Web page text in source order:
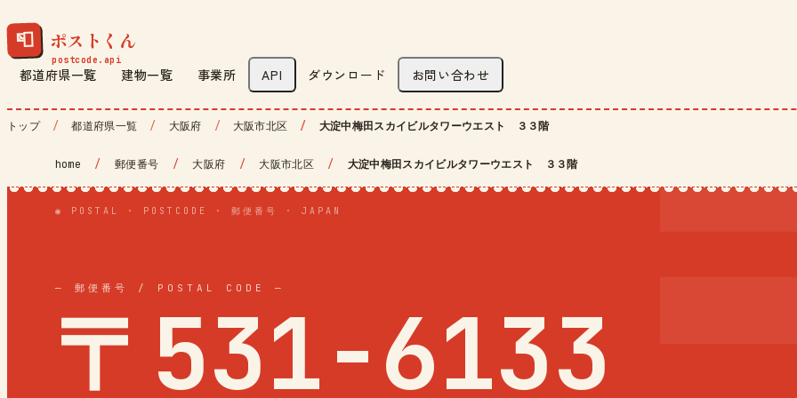
📮 ポストくん
都道府県一覧 建物一覧 事業所 API ダウンロード お問い合わせ
トップ 都道府県一覧 大阪府 大阪市北区 大淀中梅田スカイビルタワーウエスト ３３階
home / 郵便番号 / 大阪府 / 大阪市北区 / 大淀中梅田スカイビルタワーウエスト ３３階
◉ POSTAL · POSTCODE · 郵便番号 · JAPAN
— 郵便番号 / POSTAL CODE —
〒531-6133